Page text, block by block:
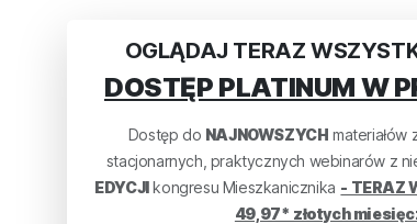
OGLĄDAJ TERAZ
DOSTĘP PLATINUM W
Dostęp do NAJNOWSZYCH materiałów
stacjonarnych, praktycznych webinarów z
EDYCJIkongresu Mieszkanicznika - TERAZ
49,97* złotych